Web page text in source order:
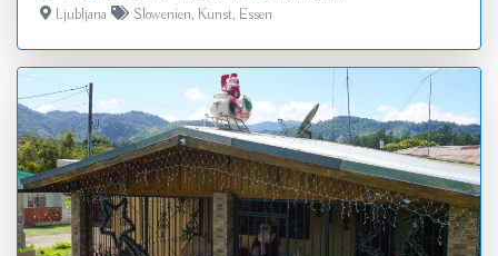
Ljubljana
Slowenien, Kunst, Essen